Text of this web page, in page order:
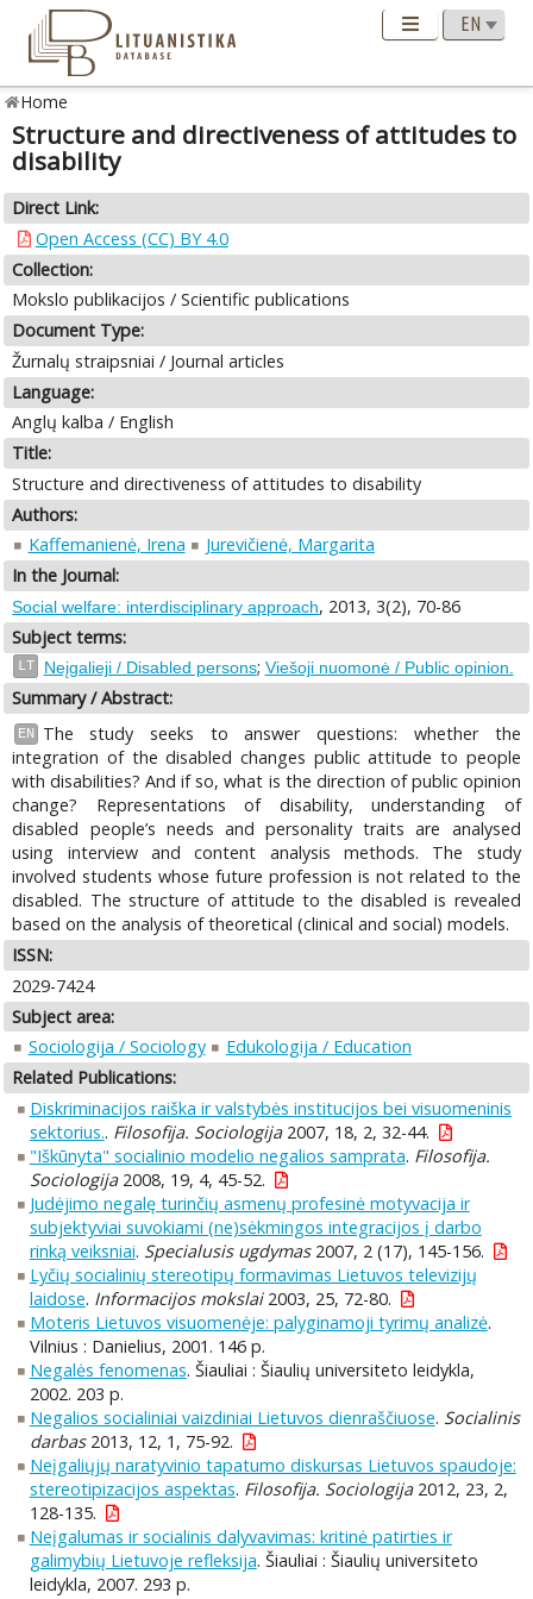
Home
Structure and directiveness of attitudes to
disability
Direct Link:
Open Access (CC) BY 4.0
Collection:
Mokslo publikacijos / Scientific publications
Document Type:
Žurnalų straipsniai / Journal articles
Language:
Anglų kalba / English
Title:
Structure and directiveness of attitudes to disability
Authors:
Kaffemanienė, Irena
Jurevičienė, Margarita
In the Journal:
Social welfare: interdisciplinary approach, 2013, 3(2), 70-86
Subject terms:
LT Neįgalieji / Disabled persons; Viešoji nuomonė / Public opinion.
Summary / Abstract:
EN
The study seeks to answer questions: whether the
integration of the disabled changes public attitude to people
with disabilities? And if so, what is the direction of public opinion
change? Representations of disability, understanding of
disabled people’s needs and personality traits are analysed
using interview and content analysis methods. The study
involved students whose future profession is not related to the
disabled. The structure of attitude to the disabled is revealed
based on the analysis of theoretical (clinical and social) models.
ISSN:
2029-7424
Subject area:
Sociologija / Sociology
Edukologija / Education
Related Publications:
Diskriminacijos raiška ir valstybės institucijos bei visuomeninis
sektorius.. Filosofija. Sociologija2007, 18, 2, 32-44.
"Iškūnyta" socialinio modelio negalios samprata. Filosofija.
Sociologija2008, 19, 4, 45-52.
Judėjimo negalę turinčių asmenų profesinė motyvacija ir
subjektyviai suvokiami (ne)sėkmingos integracijos į darbo
rinką veiksniai. Specialusis ugdymas2007, 2 (17), 145-156.
Lyčių socialinių stereotipų formavimas Lietuvos televizijų
laidose. Informacijos mokslai2003, 25, 72-80.
Moteris Lietuvos visuomenėje: palyginamoji tyrimų analizė.
Vilnius : Danielius, 2001. 146 p.
Negalės fenomenas. Šiauliai : Šiaulių universiteto leidykla,
2002. 203 p.
Negalios socialiniai vaizdiniai Lietuvos dienraščiuose. Socialinis
darbas2013, 12, 1, 75-92.
Neįgaliųjų naratyvinio tapatumo diskursas Lietuvos spaudoje:
stereotipizacijos aspektas. Filosofija. Sociologija2012, 23, 2,
128-135.
Neįgalumas ir socialinis dalyvavimas: kritinė patirties ir
galimybių Lietuvoje refleksija. Šiauliai : Šiaulių universiteto
leidykla, 2007. 293 p.